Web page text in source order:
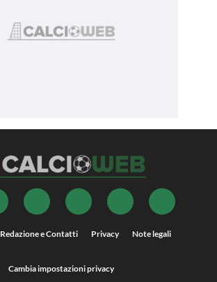
Redazione e Contatti Privacy Note legali
Cambia impostazioni privacy